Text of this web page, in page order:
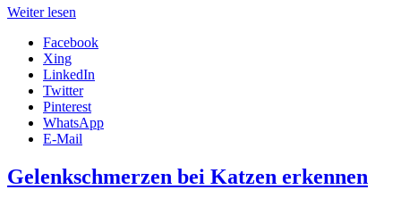
Weiter lesen
Facebook
Xing
LinkedIn
Twitter
Pinterest
WhatsApp
E-Mail
Gelenkschmerzen bei Katzen erkennen